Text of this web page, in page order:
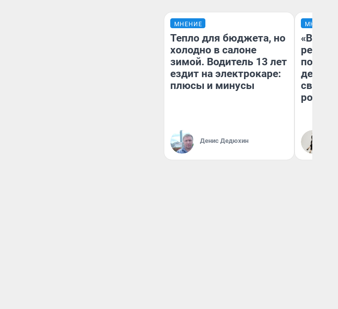
МНЕНИЕ
Тепло для бюджета, но
холодно в салоне
зимой. Водитель 13 лет
ездит на электрокаре:
плюсы и минусы
Денис Дедюхин
МНЕНИЕ